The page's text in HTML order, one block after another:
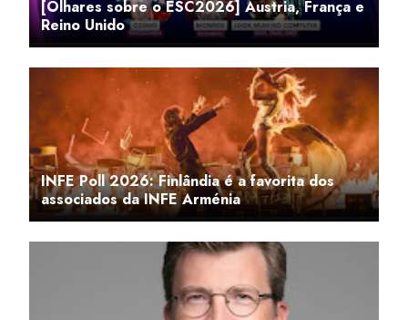
[Olhares sobre o ESC2026] Áustria, França e
Reino Unido
INFE Poll 2026: Finlândia é a favorita dos
associados da INFE Arménia